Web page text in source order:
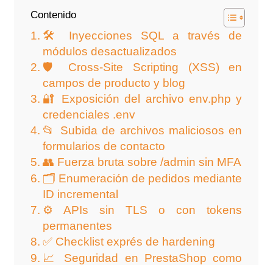
Contenido
🛠️ Inyecciones SQL a través de
módulos desactualizados
🛡️ Cross‑Site Scripting (XSS) en
campos de producto y blog
🔐 Exposición del archivo env.php y
credenciales .env
📂 Subida de archivos maliciosos en
formularios de contacto
👥 Fuerza bruta sobre /admin sin MFA
🗂️ Enumeración de pedidos mediante
ID incremental
⚙️ APIs sin TLS o con tokens
permanentes
✅ Checklist exprés de hardening
📈 Seguridad en PrestaShop como